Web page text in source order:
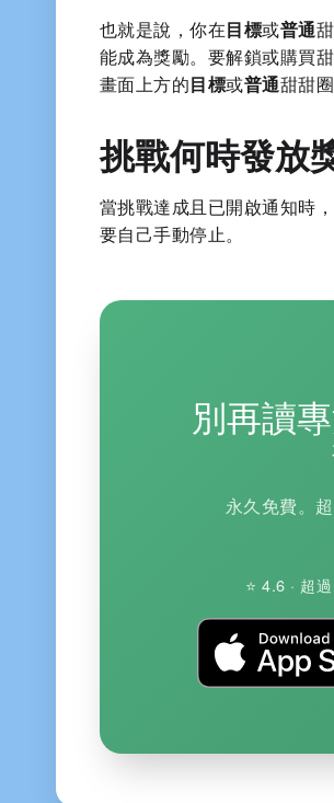
也就是說，你在目標或普通
能成為獎勵。要解鎖或購買
畫面上方的目標或普通甜甜
挑戰何時發放
當挑戰達成且已開啟通知時
要自己手動停止。
別再讀
永久免費。
⭐ 4.6 · 超